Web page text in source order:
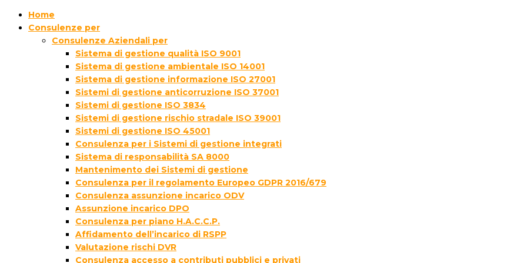
Home
Consulenze per
Consulenze Aziendali per
Sistema di gestione qualità ISO 9001
Sistema di gestione ambientale ISO 14001
Sistema di gestione informazione ISO 27001
Sistemi di gestione anticorruzione ISO 37001
Sistemi di gestione ISO 3834
Sistemi di gestione rischio stradale ISO 39001
Sistemi di gestione ISO 45001
Consulenza per i Sistemi di gestione integrati
Sistema di responsabilità SA 8000
Mantenimento dei Sistemi di gestione
Consulenza per il regolamento Europeo GDPR 2016/679
Consulenza assunzione incarico ODV
Assunzione incarico DPO
Consulenza per piano H.A.C.C.P.
Affidamento dell’incarico di RSPP
Valutazione rischi DVR
Consulenza accesso a contributi pubblici e privati